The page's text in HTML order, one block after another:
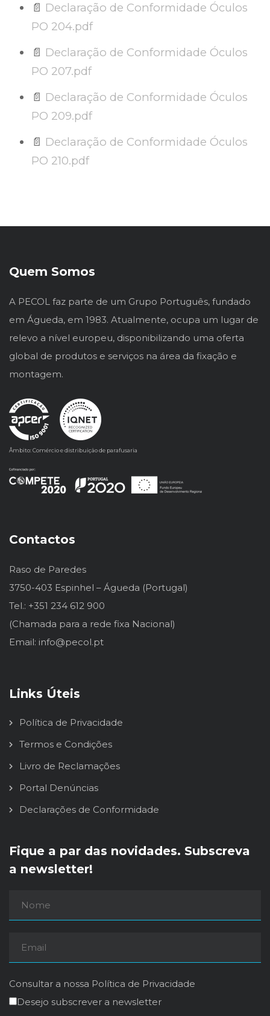
📄 Declaração de Conformidade Óculos
PO 204.pdf
📄 Declaração de Conformidade Óculos
PO 207.pdf
📄 Declaração de Conformidade Óculos
PO 209.pdf
📄 Declaração de Conformidade Óculos
PO 210.pdf
Quem Somos
A PECOL faz parte de um Grupo Português, fundado
em Águeda, em 1983. Atualmente, ocupa um lugar de
relevo a nível europeu, disponibilizando uma oferta
global de produtos e serviços na área da fixação e
montagem.
Âmbito: Comércio e distribuição de parafusaria
Contactos
Raso de Paredes
3750-403 Espinhel – Águeda (Portugal)
Tel.: +351 234 612 900
(Chamada para a rede fixa Nacional)
Email: info@pecol.pt
Links Úteis
Política de Privacidade
Termos e Condições
Livro de Reclamações
Portal Denúncias
Declarações de Conformidade
Fique a par das novidades. Subscreva
a newsletter!
Consultar a nossa Política de Privacidade
Desejo subscrever a newsletter